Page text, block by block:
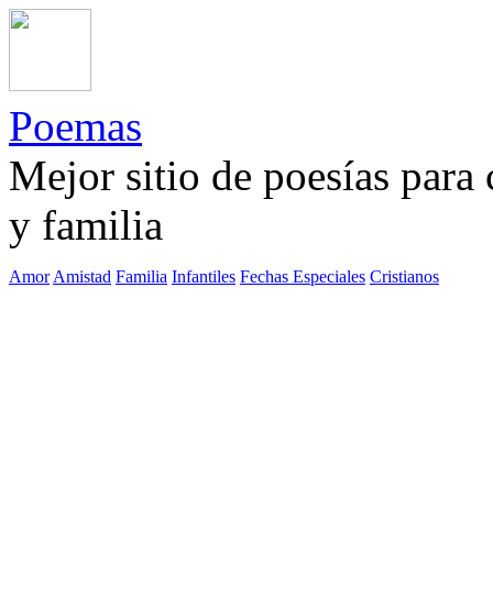
Poemas
Mejor sitio de poesías
y familia
Amor Amistad Familia Infantiles Fechas Especiales Cristianos